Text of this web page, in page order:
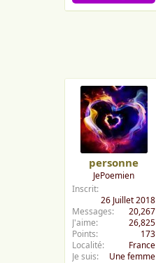
personne
JePoemien
Inscrit
26 Juillet 2018
Messages
20,267
J'aime
26,825
Points
173
Localité
France
Je suis
Une femme